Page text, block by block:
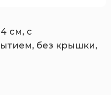
см, с
без крышки,